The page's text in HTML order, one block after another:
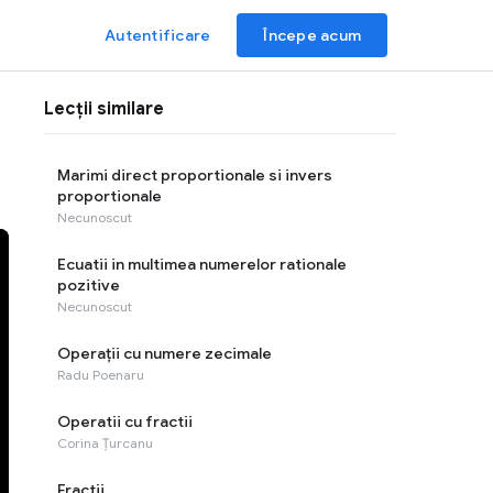
Autentificare Începe acum
Lecții similare
Marimi direct proportionale si invers
proportionale
Necunoscut
Ecuatii in multimea numerelor rationale
pozitive
Necunoscut
Operaţii cu numere zecimale
Radu Poenaru
Operatii cu fractii
Corina Țurcanu